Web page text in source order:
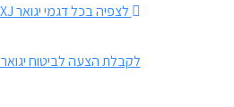
לצפיה בכל דגמי יגואר XJ מכל השנים
לקבלת הצעה לביטוח יגואר XJ